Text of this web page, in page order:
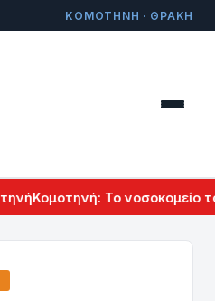
ΚΟΜΟΤΗΝΗ · ΘΡΑΚΗ
Κομοτηνή: Το νοσοκομείο